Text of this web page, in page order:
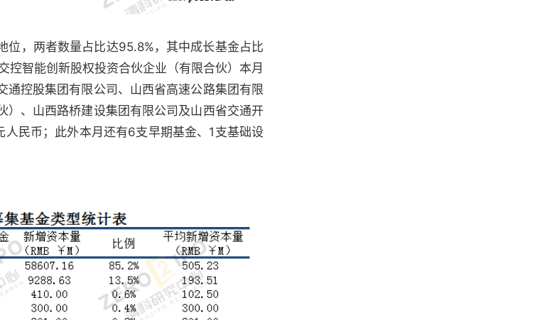
位，两者数量占比达95.8%，其中成长基金占比
智能创新股权投资合伙企业（有限合伙）本月
控股集团有限公司、山西省高速公路集团有限
）、山西路桥建设集团有限公司及山西省交通开
民币；此外本月还有6支早期基金、1支基础设